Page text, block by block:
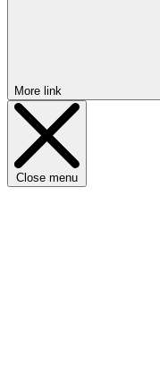
More link
Close menu